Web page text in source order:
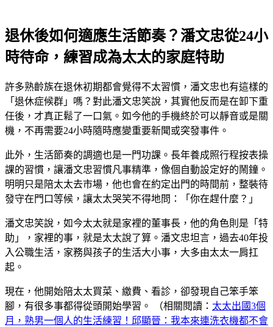
退休後如何適應生活節奏？潘文忠從24小
時待命，練習成為太太的家庭特助
許多熟齡族在退休初期都會覺得不太習慣，潘文忠也有這樣的
「退休症候群」嗎？對此潘文忠笑說，其實他反而是在卸下重
任後，才真正鬆了一口氣。如今他的手機終於可以靜音或是關
機，不再需要24小時隨時應變重要新聞或突發事件。
此外，生活節奏的調適也是一門功課。長年養成照行程按表操
課的習慣，讓潘文忠習慣凡事精準，像個自動設定好的鬧鐘。
明明只是陪太太去市場，他也會在約定出門的時間前，整裝待
發守在門口等候，讓太太哭笑不得地問：「你在趕什麼？」
潘文忠笑說，如今太太就是家裡的董事長，他的角色則是「特
助」，家裡的事，就是太太說了算。潘文忠坦言，過去40年投
入公職生活，家務與孩子的生活大小事，大多由太太一肩扛
起。
現在，他開始陪太太買菜、繳費、看診，卻發現自己笨手笨
腳，有很多事都得從頭開始學習。 （相關閱讀： 太太出國3個
月，熟男一個人的生活練習！邱顯晉：我本來連洗衣機都不會